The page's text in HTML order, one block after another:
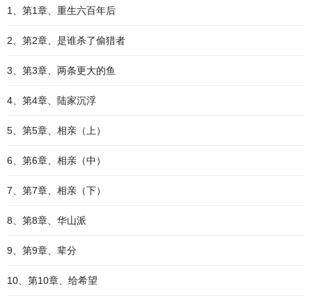
1、第1章、重生六百年后
2、第2章、是谁杀了偷猎者
3、第3章、两条更大的鱼
4、第4章、陆家沉浮
5、第5章、相亲（上）
6、第6章、相亲（中）
7、第7章、相亲（下）
8、第8章、华山派
9、第9章、辈分
10、第10章、给希望